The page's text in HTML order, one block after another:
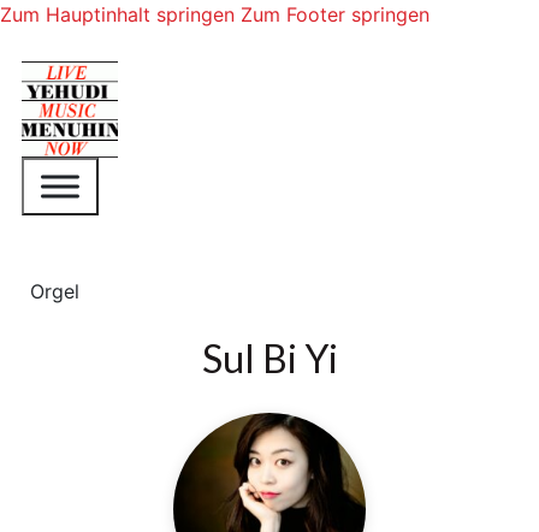
Zum Hauptinhalt springen Zum Footer springen
Orgel
Sul Bi Yi